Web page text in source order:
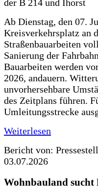
Ab Dienstag, den 07.
Kreisverkehrsplatz an
Straßenbauarbeiten
Sanierung der
Bauarbeiten werden
2026, andauern.
unvorhersehbare
des Zeitplans führen.
Umleitungsstrecke
Weiterlesen
Bericht von:
03.07.2026
Wohnbauland sucht